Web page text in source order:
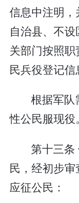
信息中注明，
自治县、不
关部门按照
民兵役登记信
根据军队
性公民服现役。
第十三条
民，经初步
应征公民：